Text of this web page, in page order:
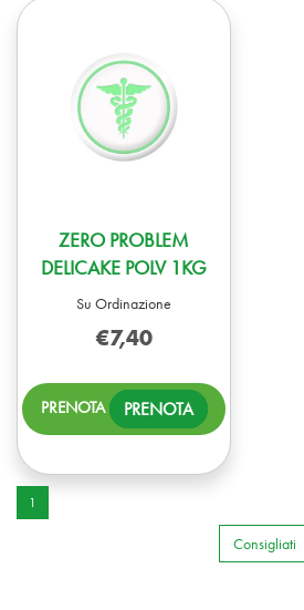
ZERO PROBLEM
DELICAKE POLV 1KG
Su Ordinazione
€7,40
PRENOTA PRENOTA ZERO
PROBLEM
DELICAKE
POLV
CARRELLO
1
Consigliati